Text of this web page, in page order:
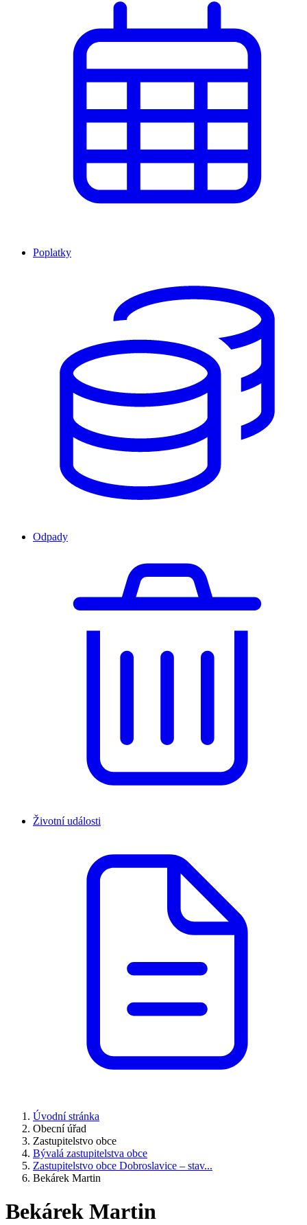
Poplatky
Odpady
Životní události
Úvodní stránka
Obecní úřad
Zastupitelstvo obce
Bývalá zastupitelstva obce
Zastupitelstvo obce Dobroslavice – stav...
Bekárek Martin
Bekárek Martin